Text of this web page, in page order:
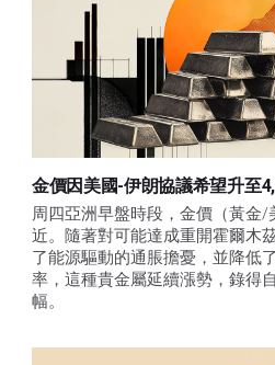
金價因美國-伊朗協議希望升至
周四亞洲早盤時段，金價（黃金/
近。隨著對可能達成重開霍爾木
了能源驅動的通脹擔憂，並降低
率，這種貴金屬延續漲勢，錄得
幅。